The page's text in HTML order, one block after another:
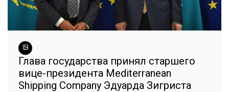
Глава государства принял старшего
вице-президента Mediterranean
Shipping Company Эдуарда Зигриста